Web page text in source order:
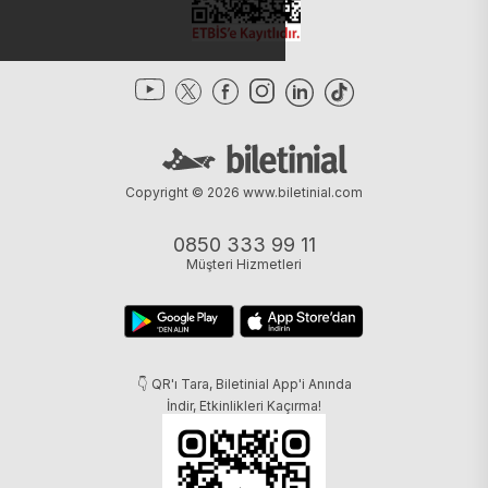
0850 333 99 11
Müşteri Hizmetleri
👇 QR'ı Tara, Biletinial App'i Anında
İndir, Etkinlikleri Kaçırma!
Copyright © 2026 www.biletinial.com